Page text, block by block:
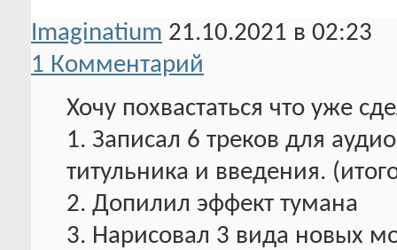
Imaginatium 21.10.2021 в 02:23
1 Комментарий
Хочу похвастаться что уже
1. Записал 6 треков для
титульника и введения.
2. Допилил эффект тумана
3. Нарисовал 3 вида новых